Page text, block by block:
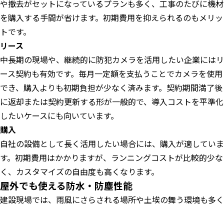
や撤去がセットになっているプランも多く、工事のたびに機材
を購入する手間が省けます。初期費用を抑えられるのもメリッ
トです。
リース
中長期の現場や、継続的に防犯カメラを活用したい企業にはリ
ース契約も有効です。毎月一定額を支払うことでカメラを使用
でき、購入よりも初期負担が少なく済みます。契約期間満了後
に返却または契約更新する形が一般的で、導入コストを平準化
したいケースにも向いています。
購入
自社の設備として長く活用したい場合には、購入が適していま
す。初期費用はかかりますが、ランニングコストが比較的少な
く、カスタマイズの自由度も高くなります。
屋外でも使える防水・防塵性能
建設現場では、雨風にさらされる場所や土埃の舞う環境も多く